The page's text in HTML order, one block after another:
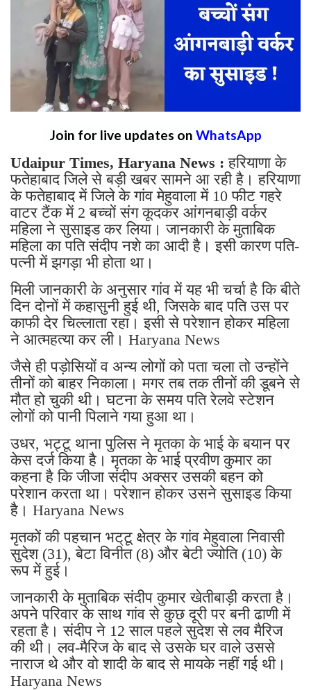
Join for live updates on WhatsApp
Udaipur Times, Haryana News :हरियाणा के
फतेहाबाद जिले से बड़ी खबर सामने आ रही है। हरियाणा
के फतेहाबाद में जिले के गांव मेहुवाला में 10 फीट गहरे
वाटर टैंक में 2 बच्चों संग कूदकर आंगनबाड़ी वर्कर
महिला ने सुसाइड कर लिया। जानकारी के मुताबिक
महिला का पति संदीप नशे का आदी है। इसी कारण पति-
पत्नी में झगड़ा भी होता था।
मिली जानकारी के अनुसार गांव में यह भी चर्चा है कि बीते
दिन दोनों में कहासुनी हुई थी, जिसके बाद पति उस पर
काफी देर चिल्लाता रहा। इसी से परेशान होकर महिला
ने आत्महत्या कर ली। Haryana News
जैसे ही पड़ोसियों व अन्य लोगों को पता चला तो उन्होंने
तीनों को बाहर निकाला। मगर तब तक तीनों की डूबने से
मौत हो चुकी थी। घटना के समय पति रेलवे स्टेशन
लोगों को पानी पिलाने गया हुआ था।
उधर, भट्टू थाना पुलिस ने मृतका के भाई के बयान पर
केस दर्ज किया है। मृतका के भाई प्रवीण कुमार का
कहना है कि जीजा संदीप अक्सर उसकी बहन को
परेशान करता था। परेशान होकर उसने सुसाइड किया
है। Haryana News
मृतकों की पहचान भट्‌टू क्षेत्र के गांव मेहुवाला निवासी
सुदेश (31), बेटा विनीत (8) और बेटी ज्योति (10) के
रूप में हुई।
जानकारी के मुताबिक संदीप कुमार खेतीबाड़ी करता है।
अपने परिवार के साथ गांव से कुछ दूरी पर बनी ढाणी में
रहता है। संदीप ने 12 साल पहले सुदेश से लव मैरिज
की थी। लव-मैरिज के बाद से उसके घर वाले उससे
नाराज थे और वो शादी के बाद से मायके नहीं गई थी।
Haryana News